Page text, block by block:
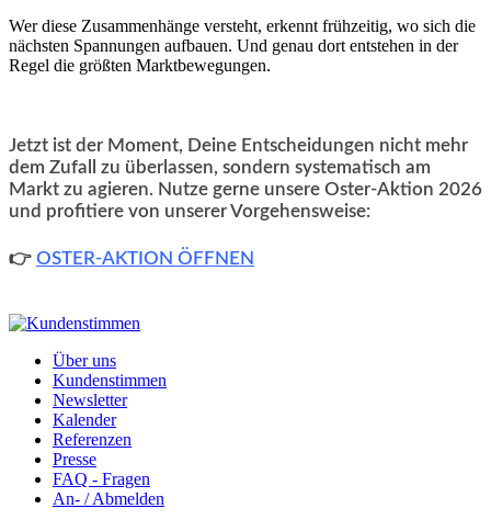
Wer diese Zusammenhänge versteht, erkennt frühzeitig, wo sich die
nächsten Spannungen aufbauen. Und genau dort entstehen in der
Regel die größten Marktbewegungen.
Jetzt ist der Moment, Deine Entscheidungen nicht mehr
dem Zufall zu überlassen, sondern systematisch am
Markt zu agieren. Nutze gerne unsere Oster-Aktion 2026
und profitiere von unserer Vorgehensweise:
👉 OSTER-AKTION ÖFFNEN
Über uns
Kundenstimmen
Newsletter
Kalender
Referenzen
Presse
FAQ - Fragen
An- / Abmelden